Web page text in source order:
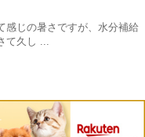
感じの暑さですが、水分補給
て久し ...